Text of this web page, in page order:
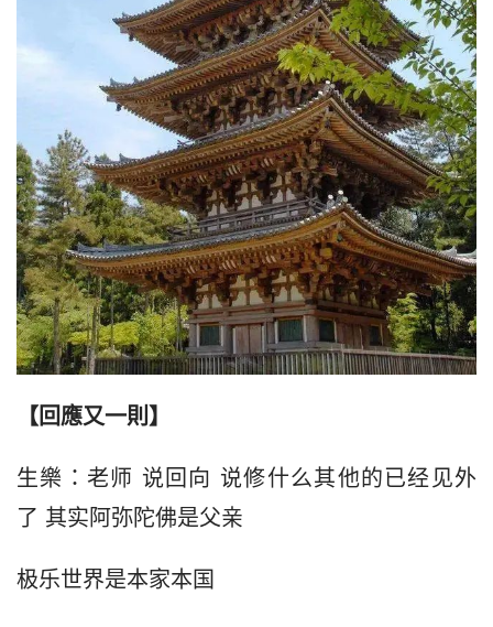
【回應又一則】
生樂：老师 说回向 说修什么其他的已经见外
了 其实阿弥陀佛是父亲
极乐世界是本家本国